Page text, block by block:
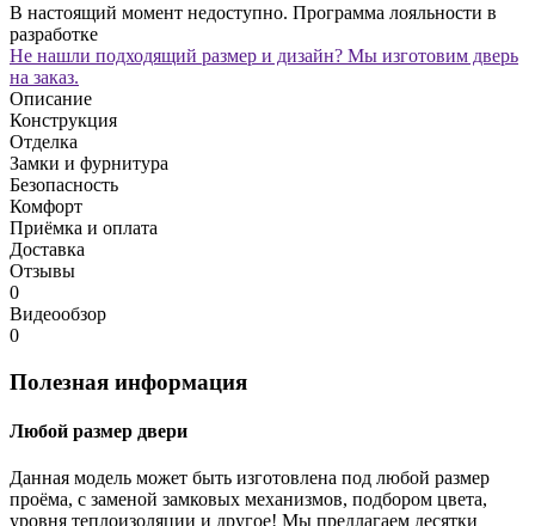
В настоящий момент недоступно. Программа лояльности в
разработке
Не нашли подходящий размер и дизайн? Мы изготовим дверь
на заказ.
Описание
Конструкция
Отделка
Замки и фурнитура
Безопасность
Комфорт
Приёмка и оплата
Доставка
Отзывы
0
Видеообзор
0
Полезная информация
Любой размер двери
Данная модель может быть изготовлена под любой размер
проёма, с заменой замковых механизмов, подбором цвета,
уровня теплоизоляции и другое! Мы предлагаем десятки